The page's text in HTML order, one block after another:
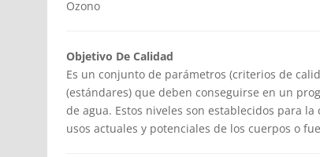
Ozono
Objetivo De Calidad
Es un conjunto de parámetros (criterios de
(estándares) que deben conseguirse en un
de agua. Estos niveles son establecidos para
usos actuales y potenciales de los cuerpos o